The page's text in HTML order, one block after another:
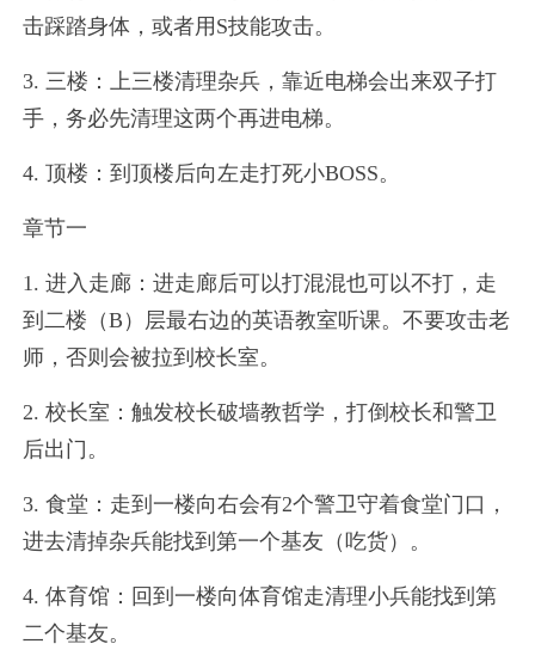
击踩踏身体，或者用S技能攻击。
3. 三楼：上三楼清理杂兵，靠近电梯会出来双子打
手，务必先清理这两个再进电梯。
4. 顶楼：到顶楼后向左走打死小BOSS。
章节一
1. 进入走廊：进走廊后可以打混混也可以不打，走
到二楼（B）层最右边的英语教室听课。不要攻击老
师，否则会被拉到校长室。
2. 校长室：触发校长破墙教哲学，打倒校长和警卫
后出门。
3. 食堂：走到一楼向右会有2个警卫守着食堂门口，
进去清掉杂兵能找到第一个基友（吃货）。
4. 体育馆：回到一楼向体育馆走清理小兵能找到第
二个基友。